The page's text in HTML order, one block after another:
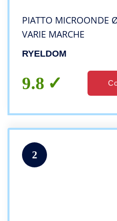
PIATTO MICROONDE
VARIE MARCHE
RYELDOM
9.8
2